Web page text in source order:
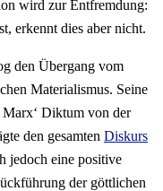
wird zur Entfremdung:
erkennt dies aber nicht.
den Übergang vom
Materialismus. Seine
Diktum von der
den gesamten Diskurs
jedoch eine positive
der göttlichen